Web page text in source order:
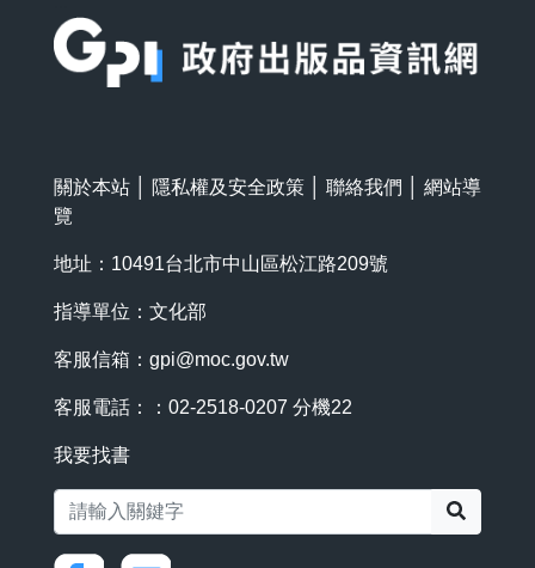
關於本站 隱私權及安全政策 聯絡我們
網站導
覽
地址：10491台北市中山區松江路209號
指導單位：文化部
客服信箱： gpi@moc.gov.tw
客服電話：：02-2518-0207 分機22
我要找書